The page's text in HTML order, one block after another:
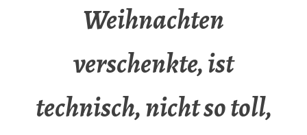
Weihnachten
verschenkte, ist
technisch, nicht so toll,